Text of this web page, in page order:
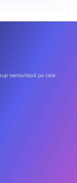
nemovitostí po celé